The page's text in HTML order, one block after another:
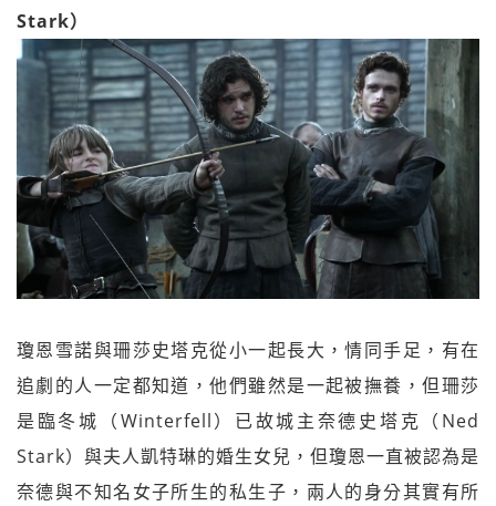
Stark）
瓊恩雪諾與珊莎史塔克從小一起長大，情同手足，有在
追劇的人一定都知道，他們雖然是一起被撫養，但珊莎
是臨冬城（Winterfell）已故城主奈德史塔克（Ned
Stark）與夫人凱特琳的婚生女兒，但瓊恩一直被認為是
奈德與不知名女子所生的私生子，兩人的身分其實有所